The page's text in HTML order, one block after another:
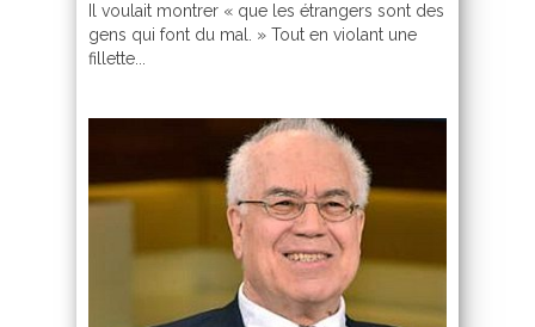
Il voulait montrer « que les étrangers sont des
gens qui font du mal. » Tout en violant une
fillette...